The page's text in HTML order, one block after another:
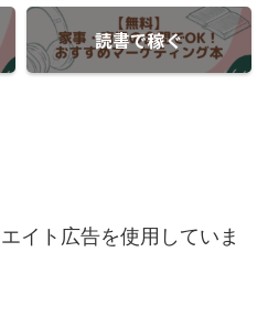
読書で稼ぐ
イト広告を使用していま